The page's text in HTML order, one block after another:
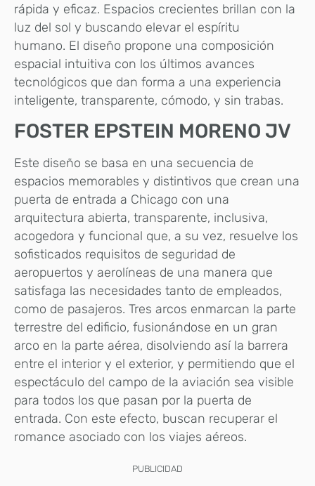
rápida y eficaz. Espacios crecientes brillan con la
luz del sol y buscando elevar el espíritu
humano. El diseño propone una composición
espacial intuitiva con los últimos avances
tecnológicos que dan forma a una experiencia
inteligente, transparente, cómodo, y sin trabas.
FOSTER EPSTEIN MORENO JV
Este diseño se basa en una secuencia de
espacios memorables y distintivos que crean una
puerta de entrada a Chicago con una
arquitectura abierta, transparente, inclusiva,
acogedora y funcional que, a su vez, resuelve los
sofisticados requisitos de seguridad de
aeropuertos y aerolíneas de una manera que
satisfaga las necesidades tanto de empleados,
como de pasajeros. Tres arcos enmarcan la parte
terrestre del edificio, fusionándose en un gran
arco en la parte aérea, disolviendo así la barrera
entre el interior y el exterior, y permitiendo que el
espectáculo del campo de la aviación sea visible
para todos los que pasan por la puerta de
entrada. Con este efecto, buscan recuperar el
romance asociado con los viajes aéreos.
PUBLICIDAD